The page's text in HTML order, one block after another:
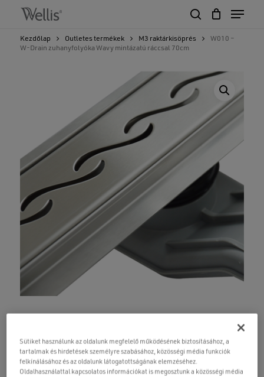
content
Menu
Cart
Kezdőlap Outletes termékek M3 raktárkisöprés
W010 –
W-Drain zuhanyfolyóka Wavy mintázatú ráccsal 70cm
zuhanyfolyóka Wavy
mintázatú ráccsal 70cm
Sütiket használunk az oldalunk megfelelő működésének biztosításához, a
tartalmak és hirdetések személyre szabásához, közösségi média funkciók
felkínálásához és az oldalunk látogatottságának elemzéséhez.
Oldalhasználattal kapcsolatos információkat is megosztunk a közösségi média